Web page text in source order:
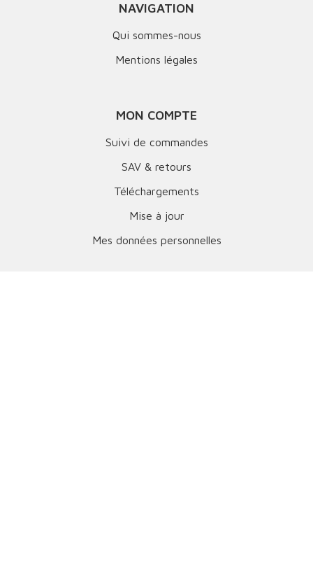
NAVIGATION
Qui sommes-nous
Mentions légales
MON COMPTE
Suivi de commandes
SAV & retours
Téléchargements
Mise à jour
Mes données personnelles